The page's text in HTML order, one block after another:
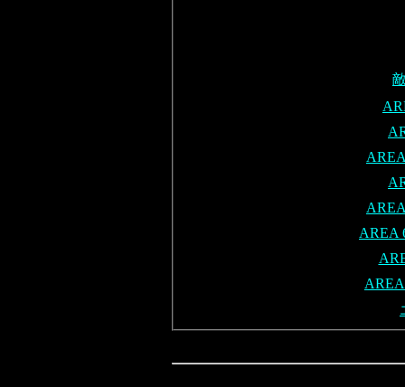
AREA